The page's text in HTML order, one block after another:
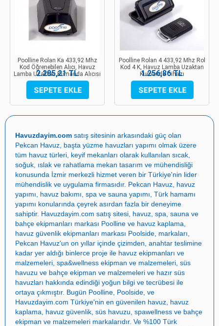
Poolline Rolan Ka 433,92 Mhz
Kod Öğrenebilen Alıcı, Havuz
Lamba Uzaktan Kumanda Alıcısı
2.285,21 TL
Poolline Rolan 4 433,92 Mhz Rol
Kod 4 K, Havuz Lamba Uzaktan
Kumanda Cihazı
1.256,86 TL
Havuzdayim.com satış sitesinin arkasındaki güç olan
Pekcan Havuz , başta yüzme havuzları yapımı olmak üzere
tüm havuz türleri, keyif mekanları olarak kullanılan sıcak,
soğuk, ıslak ve rahatlama mekan tasarım ve mühendisliği
konusunda İzmir merkezli hizmet veren bir Türkiye'nin lider
mühendislik ve uygulama firmasıdır. Pekcan Havuz havuz
yapımı
havuz bakımı spa ve sauna yapımı Türk hamamı
yapımı konularında çeyrek asırdan fazla bir deneyime
sahiptir. Havuzdayim.com satış sitesi, havuz, spa, sauna ve
bahçe ekipmanları markası Poolline ve havuz kaplama,
havuz güvenlik ekipmanları markası Poolside , markaları,
Pekcan Havuz'un on yıllar içinde çizimden, anahtar teslimine
kadar yer aldığı binlerce proje ile havuz ekipmanları ve
malzemeleri spa&wellness ekipman ve malzemeleri süs
havuzu ve bahçe ekipman ve malzemeleri ve hazır süs
havuzları hakkında edindiği yoğun bilgi ve tecrübesi ile
ortaya çıkmıştır. Bugün Poolline Poolside , ve
Havuzdayim.com Türkiye'nin en güvenilen havuz havuz
kaplama
havuz güvenlik süs havuzu spawellness ve bahçe
ekipman ve malzemeleri markalarıdır. Ve %100 Türk